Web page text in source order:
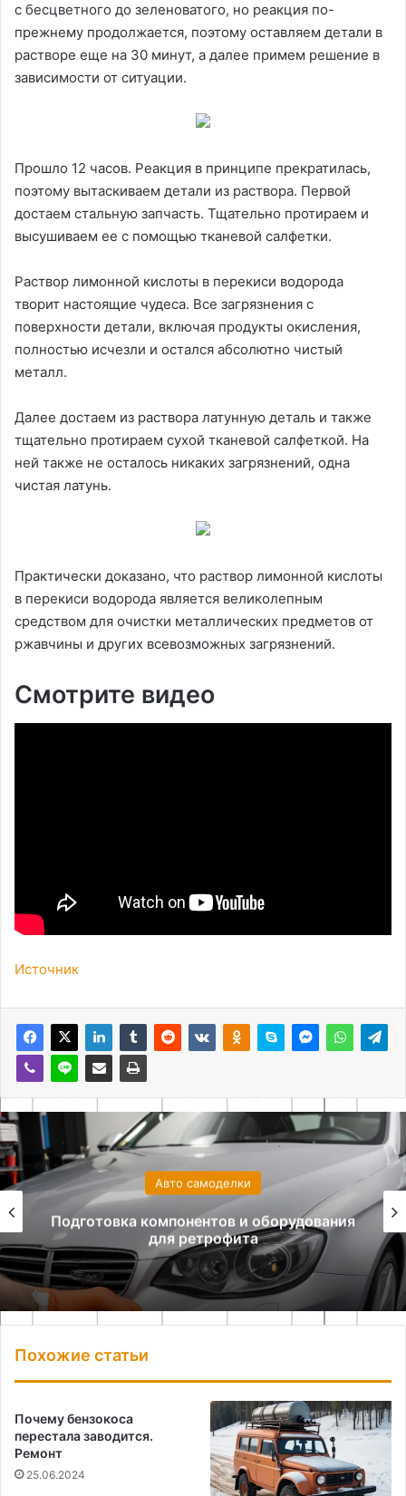
с бесцветного до зеленоватого, но реакция по-
прежнему продолжается, поэтому оставляем детали в
растворе еще на 30 минут, а далее примем решение в
зависимости от ситуации.
Прошло 12 часов. Реакция в принципе прекратилась,
поэтому вытаскиваем детали из раствора. Первой
достаем стальную запчасть. Тщательно протираем и
высушиваем ее с помощью тканевой салфетки.
Раствор лимонной кислоты в перекиси водорода
творит настоящие чудеса. Все загрязнения с
поверхности детали, включая продукты окисления,
полностью исчезли и остался абсолютно чистый
металл.
Далее достаем из раствора латунную деталь и также
тщательно протираем сухой тканевой салфеткой. На
ней также не осталось никаких загрязнений, одна
чистая латунь.
Практически доказано, что раствор лимонной кислоты
в перекиси водорода является великолепным
средством для очистки металлических предметов от
ржавчины и других всевозможных загрязнений.
Смотрите видео
Источник
Авто самоделки
Подготовка компонентов и оборудования
для ретрофита
Похожие статьи
Почему бензокоса
перестала заводится.
Ремонт
25.06.2024